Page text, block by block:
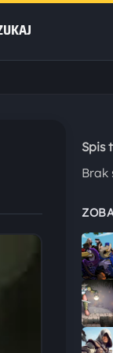
Spis
Brak